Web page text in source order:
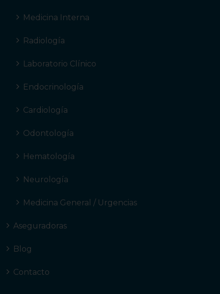
Medicina Interna
Radiología
Laboratorio Clínico
Endocrinología
Cardiología
Odontología
Hematología
Neurología
Medicina General / Urgencias
Aseguradoras
Blog
Contacto